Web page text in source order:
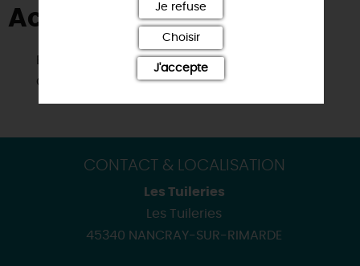
Activités à proximité
Golf
CONTACT & LOCALISATION
Les Tuileries
Les Tuileries
45340 NANCRAY-SUR-RIMARDE
Je refuse
Choisir
J'accepte